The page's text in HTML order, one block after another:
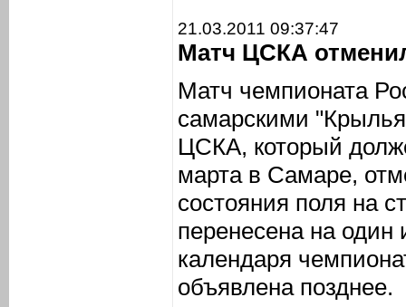
21.03.2011 09:37:47
Матч ЦСКА
Матч чемпионата
самарскими
ЦСКА, который
марта в Самаре,
состояния поля на
перенесена на один
календаря
объявлена позднее.